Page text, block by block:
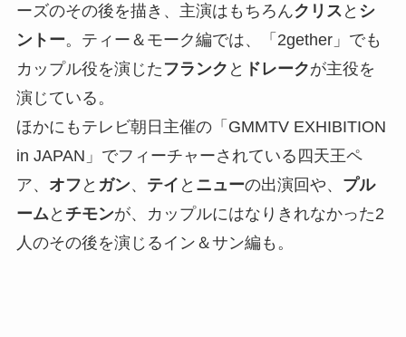
ーズのその後を描き、主演はもちろんクリス と シ
ントー。ティー＆モーク編では、「2gether」でも
カップル役を演じた フランク と ドレークが主役を
演じている。
ほかにもテレビ朝日主催の「GMMTV EXHIBITION
in JAPAN」でフィーチャーされている四天王ペ
ア、 オフ と ガン、 テイ と ニューの出演回や、 プル
ーム と チモンが、カップルにはなりきれなかった2
人のその後を演じるイン＆サン編も。